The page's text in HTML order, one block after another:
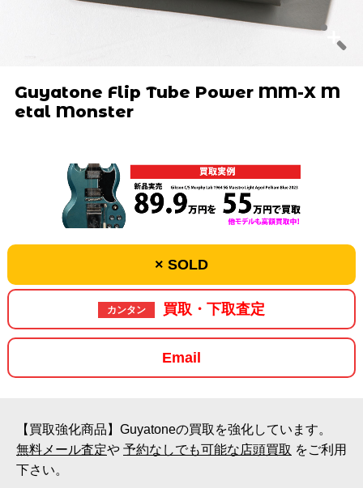
Guyatone Flip Tube Power MM-X M
etal Monster
× SOLD
カンタン 買取・下取査定
Email
【買取強化商品】Guyatoneの買取を強化しています。
無料メール査定や 予約なしでも可能な店頭買取 をご利用
下さい。